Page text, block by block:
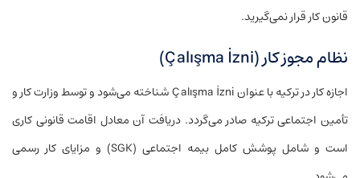
قانون کار قرار نمی‌گیرید.
نظام مجوز کار (Çalışma İzni)
اجازه کار در ترکیه با عنوان Çalışma İzni شناخته می‌شود و توسط وزارت کار و
تأمین اجتماعی ترکیه صادر می‌گردد. دریافت آن معادل اقامت قانونی کاری
است و شامل پوشش کامل بیمه اجتماعی (SGK) و مزایای کار رسمی